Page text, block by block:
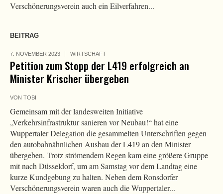
Verschönerungsverein auch ein Eilverfahren...
BEITRAG
7. NOVEMBER 2023 WIRTSCHAFT
Petition zum Stopp der L419 erfolgreich an
Minister Krischer übergeben
VON TOBI
Gemeinsam mit der landesweiten Initiative
„Verkehrsinfrastruktur sanieren vor Neubau!“ hat eine
Wuppertaler Delegation die gesammelten Unterschriften gegen
den autobahnähnlichen Ausbau der L419 an den Minister
übergeben. Trotz strömendem Regen kam eine größere Gruppe
mit nach Düsseldorf, um am Samstag vor dem Landtag eine
kurze Kundgebung zu halten. Neben dem Ronsdorfer
Verschönerungsverein waren auch die Wuppertaler...